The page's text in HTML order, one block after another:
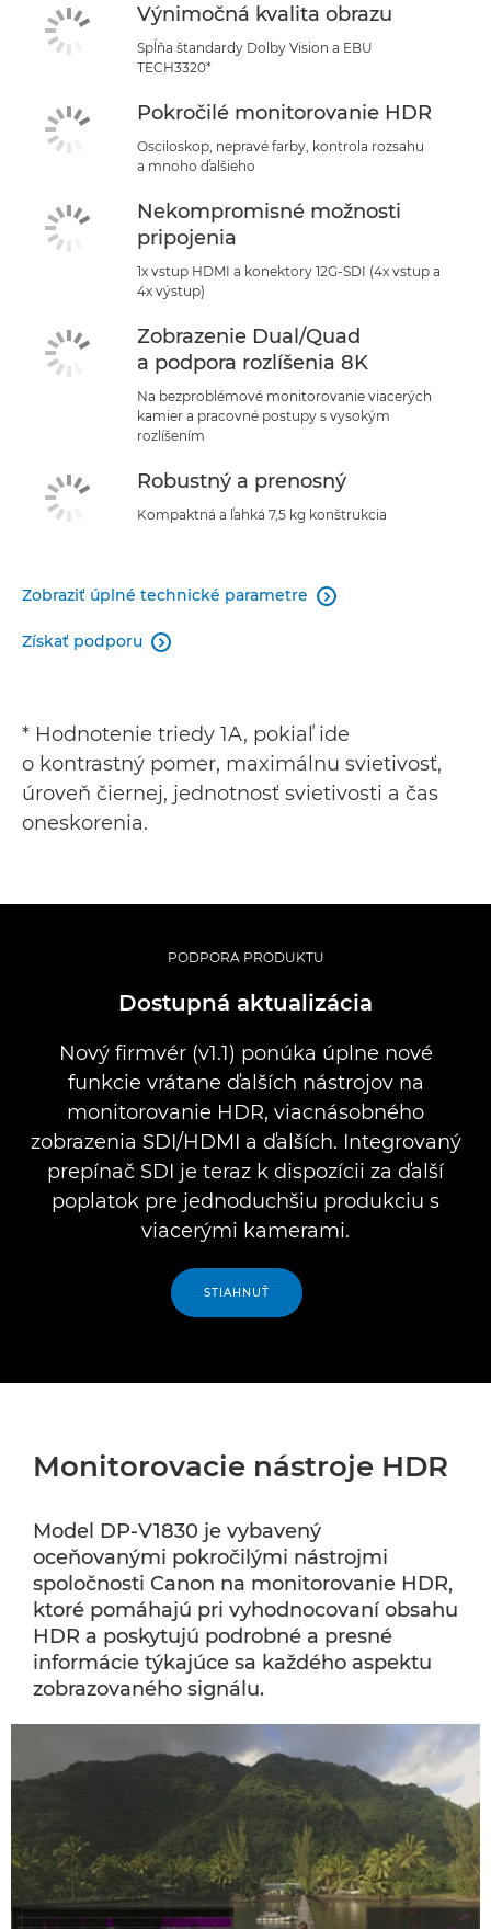
Výnimočná kvalita obrazu
Spĺňa štandardy Dolby Vision a EBU
TECH3320*
Pokročilé monitorovanie HDR
Osciloskop, nepravé farby, kontrola rozsahu
a mnoho ďalšieho
Nekompromisné možnosti
pripojenia
1x vstup HDMI a konektory 12G-SDI (4x vstup a
4x výstup)
Zobrazenie Dual/Quad
a podpora rozlíšenia 8K
Na bezproblémové monitorovanie viacerých
kamier a pracovné postupy s vysokým
rozlíšením
Robustný a prenosný
Kompaktná a ľahká 7,5 kg konštrukcia
Zobraziť úplné technické parametre 
Získať podporu 
* Hodnotenie triedy 1A, pokiaľ ide
o kontrastný pomer, maximálnu svietivosť,
úroveň čiernej, jednotnosť svietivosti a čas
oneskorenia.
PODPORA PRODUKTU
Dostupná aktualizácia
Nový firmvér (v1.1) ponúka úplne nové
funkcie vrátane ďalších nástrojov na
monitorovanie HDR, viacnásobného
zobrazenia SDI/HDMI a ďalších. Integrovaný
prepínač SDI je teraz k dispozícii za ďalší
poplatok pre jednoduchšiu produkciu s
viacerými kamerami.
STIAHNUŤ
Monitorovacie nástroje HDR
Model DP-V1830 je vybavený
oceňovanými pokročilými nástrojmi
spoločnosti Canon na monitorovanie HDR,
ktoré pomáhajú pri vyhodnocovaní obsahu
HDR a poskytujú podrobné a presné
informácie týkajúce sa každého aspektu
zobrazovaného signálu.